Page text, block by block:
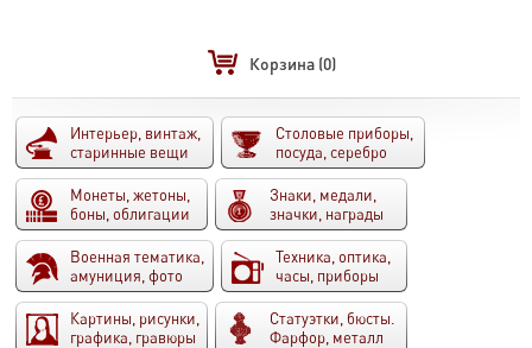
Корзина (0)
Интерьер, винтаж,
старинные вещи
Столовые приборы,
посуда, серебро
Монеты, жетоны,
боны, облигации
Знаки, медали,
значки, награды
Военная тематика,
амуниция, фото
Техника, оптика,
часы, приборы
Картины, рисунки,
графика, гравюры
Статуэтки, бюсты.
Фарфор, металл